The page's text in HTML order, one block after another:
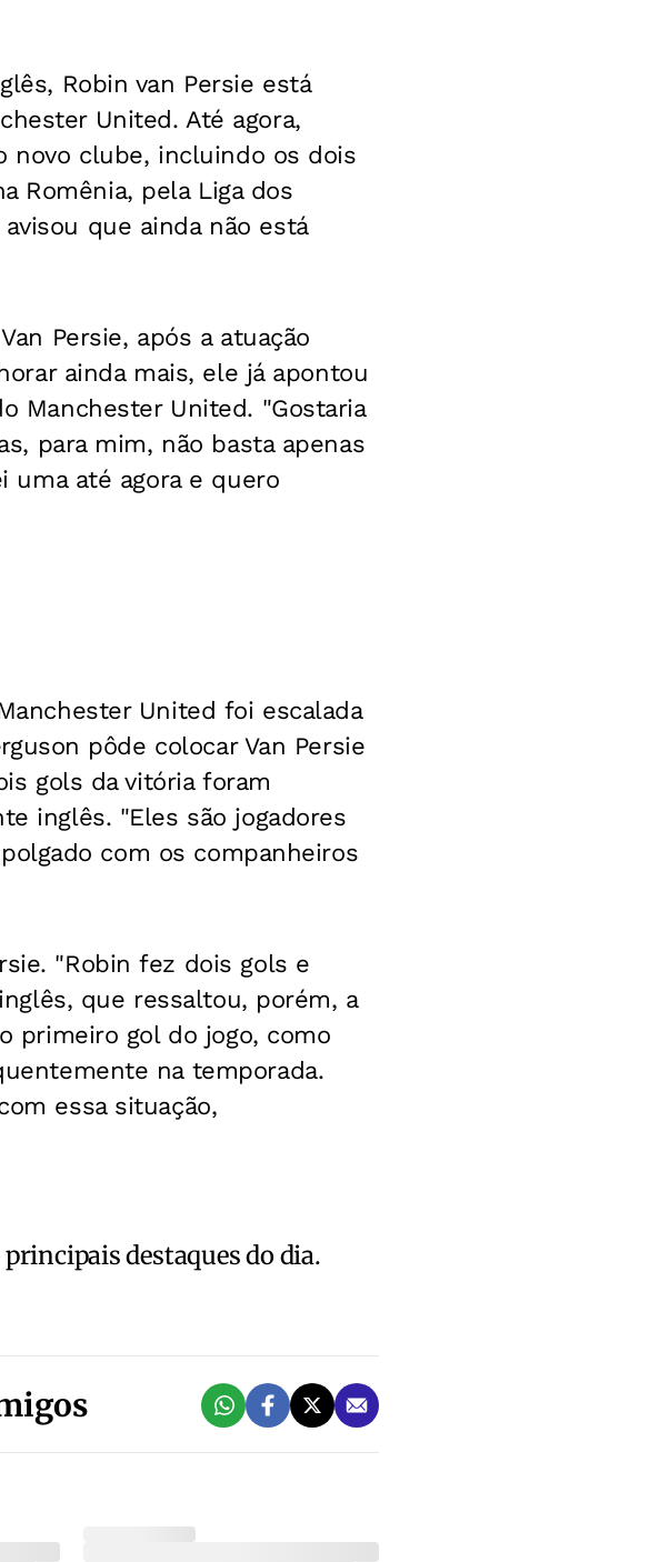
Robin van Persie está
United. Até agora,
novo clube, incluindo os dois
Romênia, pela Liga dos
que ainda não está
Persie, após a atuação
ainda mais, ele já apontou
Manchester United. "Gostaria
para mim, não basta apenas
uma até agora e quero
United foi escalada
pôde colocar Van Persie
gols da vitória foram
inglês. "Eles são jogadores
com os companheiros
"Robin fez dois gols e
que ressaltou, porém, a
primeiro gol do jogo, como
na temporada.
essa situação,
principais destaques do dia.